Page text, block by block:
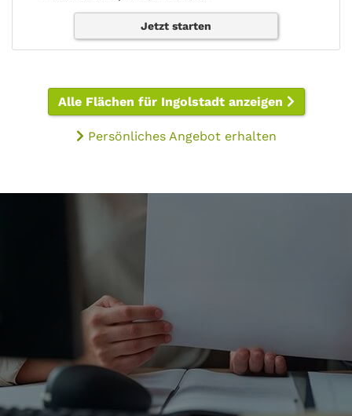
Jetzt starten
Alle Flächen für Ingolstadt anzeigen
Persönliches Angebot erhalten